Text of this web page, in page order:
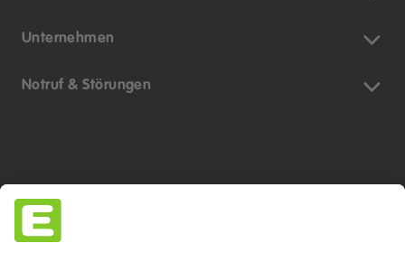
Unternehmen
Notruf & Störungen